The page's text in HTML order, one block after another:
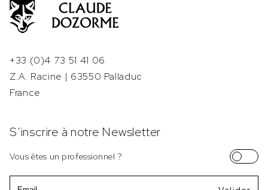
+33 (0)4 73 51 41 06
Z.A. Racine | 63550 Palladuc
France
S’inscrire à notre Newsletter
Vous êtes un professionnel ?